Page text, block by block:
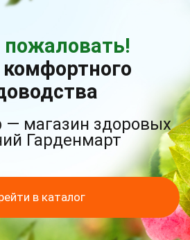
— магазин здоровых
Гарденмарт
в каталог